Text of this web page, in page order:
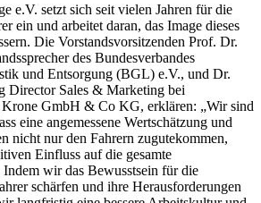
e.V. setzt sich seit vielen Jahren für die
ein und arbeitet daran, das Image dieses
Die Vorstandsvorsitzenden Prof. Dr.
des Bundesverbandes
und Entsorgung (BGL) e.V., und Dr.
Director Sales & Marketing bei
GmbH & Co KG, erklären: „Wir sind
eine angemessene Wertschätzung und
nicht nur den Fahrern zugutekommen,
Einfluss auf die gesamte
wir das Bewusstsein für die
schärfen und ihre Herausforderungen